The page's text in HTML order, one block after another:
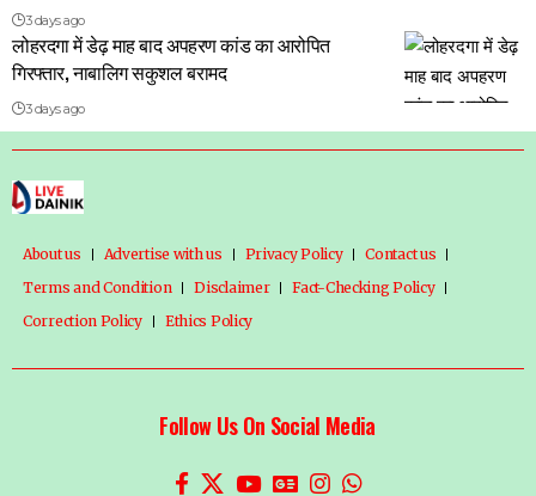
3 days ago
लोहरदगा में डेढ़ माह बाद अपहरण कांड का आरोपित
गिरफ्तार, नाबालिग सकुशल बरामद
3 days ago
About us Advertise with us Privacy Policy
Contact us
Terms and Condition
Disclaimer
Fact-Checking Policy
Correction Policy
Ethics Policy
Follow Us On Social Media